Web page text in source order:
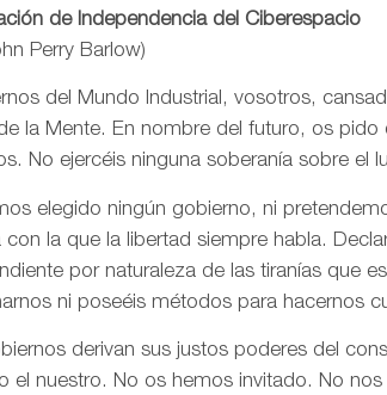
de Independencia del Ciberespacio
Perry Barlow)
del Mundo Industrial, vosotros,
la Mente. En nombre del futuro, os
No ejercéis ninguna soberanía sobre el
elegido ningún gobierno, ni
con la que la libertad siempre habla.
por naturaleza de las tiranías que
ni poseéis métodos para hacernos
derivan sus justos poderes del
el nuestro. No os hemos invitado. No